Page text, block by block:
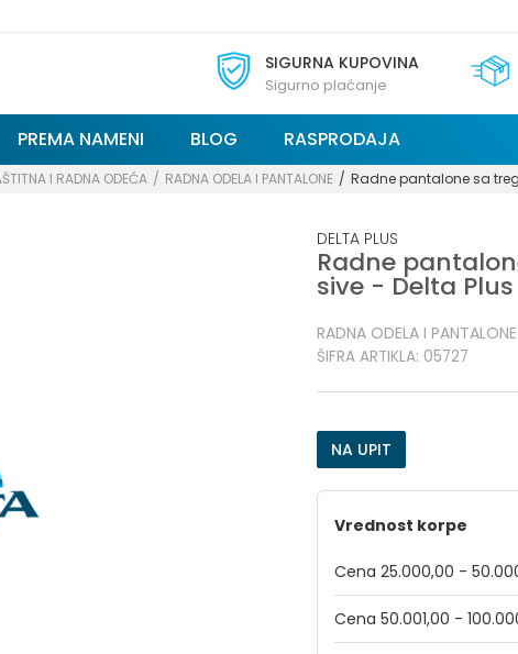
SIGURNA KUPOVINA
Sigurno plaćanje
PREMA NAMENI BLOG RASPRODAJA
I RADNA ODEĆA RADNA ODELA I PANTALONE Radne pantalone sa
DELTA PLUS
Radne
sive - Delta Plus
RADNA ODELA I PANTALONE
ŠIFRA ARTIKLA: 05727
NA UPIT
Vrednost korpe
Cena 25.000,00 -
Cena 50.001,00 -